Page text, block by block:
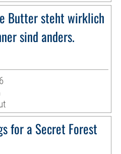
Butter steht wirklich
sind anders.
for a Secret Forest